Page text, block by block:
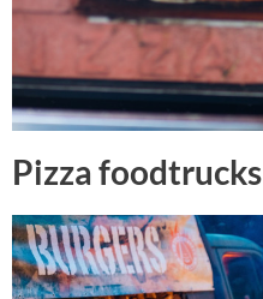
Pizza foodtrucks